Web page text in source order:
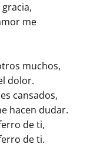
me
muchos,
dolor.
cansados,
hacen dudar.
de ti,
de ti.